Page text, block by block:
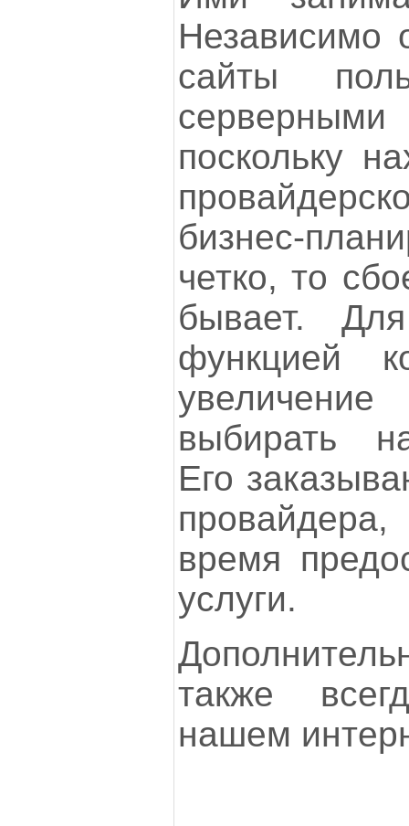
Независимо
сайты
поскольку
бизнес-
четко, то
бывает.
функцией
выбирать
Его
провайдера,
время
услуги.
также
нашем